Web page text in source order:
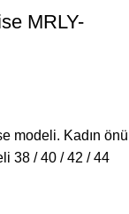
MRLY-
modeli. Kadın önü
38 / 40 / 42 / 44